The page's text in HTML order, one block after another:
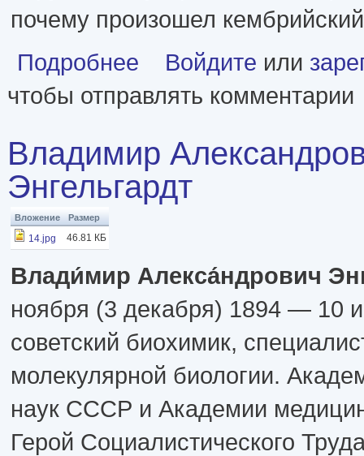
почему произошел
Подробнее о От атомов к древу. Введение в современную
Войдите или
чтобы отправлять комментарии
Владимир
Энгельгардт
Вложение Размер
14.jpg 46.81 КБ
Влади́мир Алекса́ндрович
ноября (3 декабря) 1894 — 10
советский биохимик,
молекулярной биологии.
наук СССР и Академии
Герой Социалистического